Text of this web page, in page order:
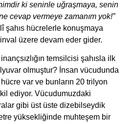
ki seninle uğraşmaya, senin
cevap vermeye zamanım yok!”
şahıs hücrelerle konuşmaya
üzere devam eder gider.
temsilcisi şahısla ilk
olmuştur? İnsan vücudunda
var ve bunların 20 trilyon
ediyor. Vücudumuzdaki
gibi üst üste dizebilseydik
yüksekliğinde muhteşem bir